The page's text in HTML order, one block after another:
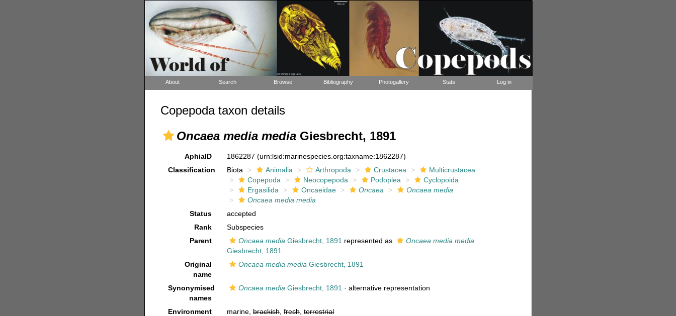
About Search Browse Bibliography Photogallery Stats Log in
Copepoda taxon details
Oncaea media mediaGiesbrecht, 1891
AphiaID 1862287(urn:lsid:marinespecies.org:taxname:1862287)
Classification
Biota Animalia Arthropoda Crustacea
Multicrustacea
Copepoda
Neocopepoda Podoplea
Cyclopoida
Ergasilida
Oncaeidae Oncaea
Oncaea media
Oncaea media media
Status
accepted
Rank
Subspecies
Parent
Oncaea media Giesbrecht, 1891 represented as
Oncaea media media
Giesbrecht, 1891
Original
name
Oncaea media media Giesbrecht, 1891
Synonymised
names
Oncaea media Giesbrecht, 1891 ·alternative representation
Environment marine,brackish,fresh,terrestrial